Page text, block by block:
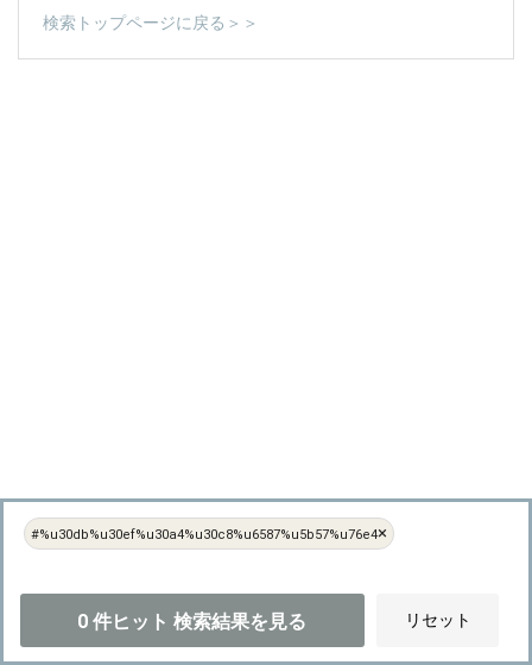
#%u30db%u30ef%u30a4%u30c8%u6587%u5b57%u76e4×
0 件ヒット 検索結果を見る リセット
検索トップページに戻る＞＞